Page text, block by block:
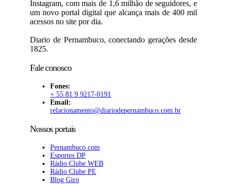
Instagram, com mais de 1,6 milhão de seguidores, e
um novo portal digital que alcança mais de 400 mil
acessos no site por dia.
Diario de Pernambuco, conectando gerações desde
1825.
Fale conosco
Fones:
+ 55 81 9 9217-0191
Email:
relacionamento@diariodepernambuco.com.br
Nossos portais
Pernambuco.com
Esportes DP
Rádio Clube WEB
Rádio Clube PE
Blog Giro